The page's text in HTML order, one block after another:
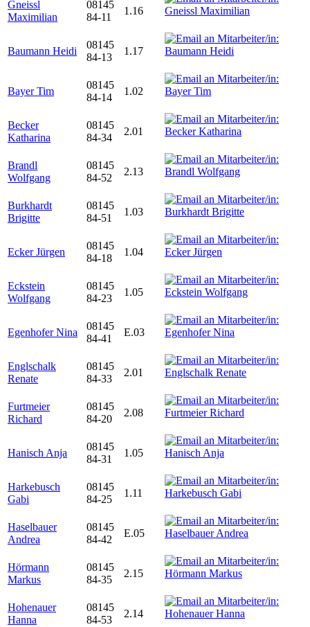
Gneissl
Maximilian
08145
84-11
1.16
Baumann Heidi
08145
84-13
1.17
Bayer Tim
08145
84-14
1.02
Becker
Katharina
08145
84-34
2.01
Brandl
Wolfgang
08145
84-52
2.13
Burkhardt
Brigitte
08145
84-51
1.03
Ecker Jürgen
08145
84-18
1.04
Eckstein
Wolfgang
08145
84-23
1.05
Egenhofer Nina
08145
84-41
E.03
Englschalk
Renate
08145
84-33
2.01
Furtmeier
Richard
08145
84-20
2.08
Hanisch Anja
08145
84-31
1.05
Harkebusch
Gabi
08145
84-25
1.11
Haselbauer
Andrea
08145
84-42
E.05
Hörmann
Markus
08145
84-35
2.15
Hohenauer
Hanna
08145
84-53
2.14